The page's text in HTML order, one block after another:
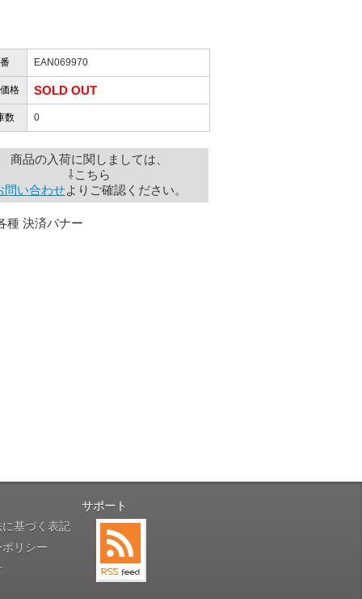
します。
りません。
届けとなります。
ますので、ご了承の程よろしく
セルは受け付けかねます。
データはSSL暗号化通信により
。
）
んを紹介され…」
心感がありました」
来そうだった」
いつの作品など）」
に誠実さを感じました」
EAN069970
格 SOLD OUT
数 0
商品の入荷に関しましては、
⇩こちら
問い合わせよりご確認ください。
基づく表記
リシー
サポート